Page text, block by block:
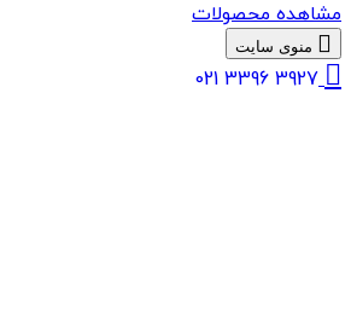
مشاهده محصولات
منوی سایت
021 3396 3927